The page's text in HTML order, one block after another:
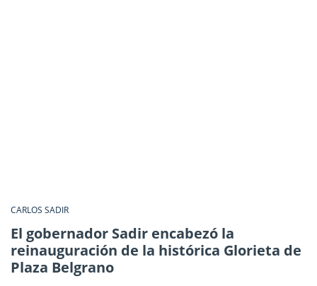
CARLOS SADIR
El gobernador Sadir encabezó la
reinauguración de la histórica Glorieta de
Plaza Belgrano